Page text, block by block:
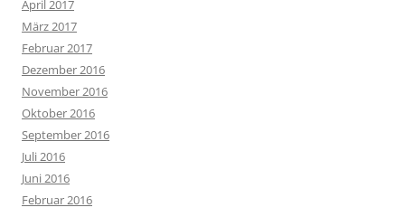
April 2017
März 2017
Februar 2017
Dezember 2016
November 2016
Oktober 2016
September 2016
Juli 2016
Juni 2016
Februar 2016